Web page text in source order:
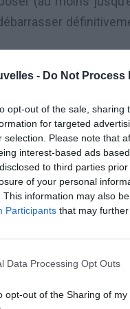
- Do Not Process
opt-out of the sale,
for targeted
selection. Please note that
interest-based ads
to third parties
of your personal
This information may also
Participants that may
Data Processing Opt Outs
opt-out of the Sharing of my
vous soutenir
l’été 2014 et
les suffrages de
dispenser de
vous en effet cette
des plans sur la
! À partir du 11
vous retirer du
du superflu !
saper vos bases,